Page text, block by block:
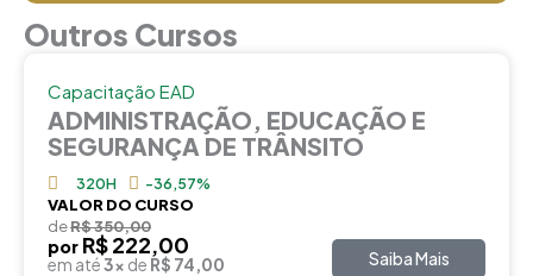
Outros Cursos
Capacitação EAD
ADMINISTRAÇÃO, EDUCAÇÃO E
SEGURANÇA DE TRÂNSITO
320H -36,57%
VALOR DO CURSO
deR$ 350,00
por R$ 222,00
em até3x de R$ 74,00 Saiba Mais